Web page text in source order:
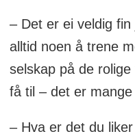
– Det er ei veldig
alltid noen å trene
selskap på de
få til – det er
– Hva er det du